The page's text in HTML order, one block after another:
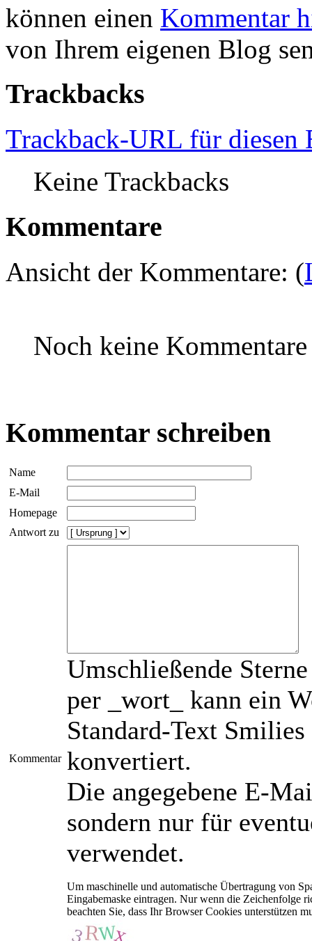
können einen Kommentar
von Ihrem eigenen Blog
Trackbacks
Trackback-URL für diesen
Keine Trackbacks
Kommentare
Ansicht der Kommentare: (
Noch keine Kommentare
Kommentar schreiben
Name
E-Mail
Homepage
Antwort zu
Kommentar
Umschließende
per _wort_ kann ein
Standard-Text
konvertiert.
Die angegebene E-
sondern nur für
verwendet.
Um maschinelle und automatische Übertragung von
Eingabemaske eintragen. Nur wenn die Zeichenfolge
beachten Sie, dass Ihr Browser Cookies unterstützen